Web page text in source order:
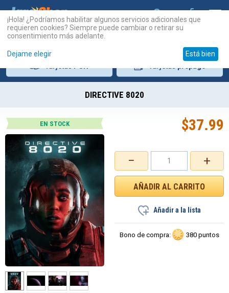
DIRECTIVE 8020
EN STOCK
+
−
$37.99
Añadir a la lista
Bono de compra: 380 puntos
¡Hola! ¿Podríamos habilitar algunos servicios adicionales que
requieren cookies? Siempre puede cambiar o retirar su
consentimiento más adelante.
Dejame elegir Está bien